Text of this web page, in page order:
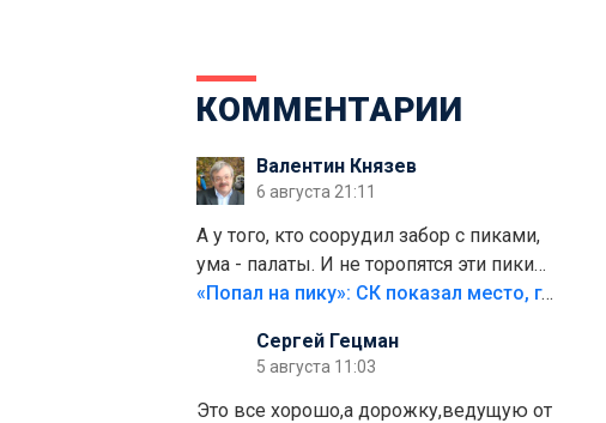
КОММЕНТАРИИ
Валентин Князев
6 августа 21:11
А у того, кто соорудил забор с пиками,
ума - палаты. И не торопятся эти пики
срезать
«Попал на пику»: СК показал место, где был смертельно травмирован ребенок в Тольятти
Сергей Гецман
5 августа 11:03
Это все хорошо,а дорожку,ведущую от